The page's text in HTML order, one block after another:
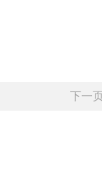
下一